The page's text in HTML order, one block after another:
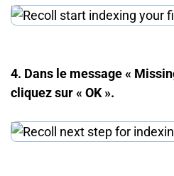
4. Dans le message «
cliquez sur « OK ».